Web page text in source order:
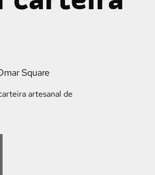
Square
artesanal de